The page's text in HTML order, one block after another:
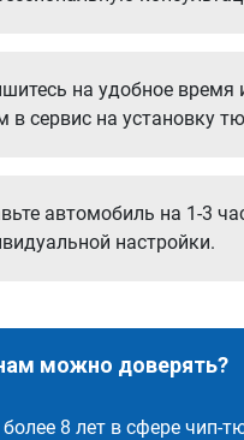
на удобное время
в сервис на установку
автомобиль на 1-3
настройки.
можно доверять?
8 лет в сфере чип-